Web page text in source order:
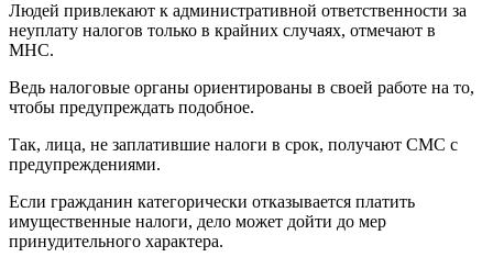
Людей привлекают к административной ответственности за
неуплату налогов только в крайних случаях, отмечают в
МНС.
Ведь налоговые органы ориентированы в своей работе на то,
чтобы предупреждать подобное.
Так, лица, не заплатившие налоги в срок, получают СМС с
предупреждениями.
Если гражданин категорически отказывается платить
имущественные налоги, дело может дойти до мер
принудительного характера.